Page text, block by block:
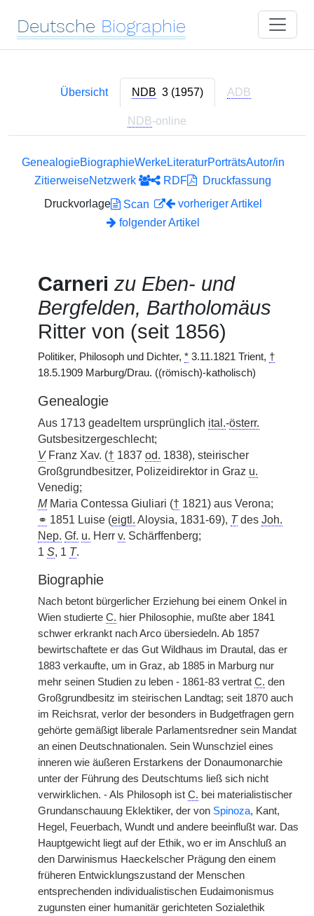
Deutsche Biographie
Übersicht NDB 3 (1957) ADB
NDB-online
GenealogieBiographieWerkeLiteraturPorträtsAutor/in
ZitierweiseNetzwerk RDF
Druckfassung
Druckvorlage
Scan
vorheriger Artikel
folgender Artikel
Carneri zu Eben- und
Bergfelden, Bartholomäus
Ritter von (seit 1856)
Politiker, Philosoph und Dichter, * 3.11.1821 Trient, †
18.5.1909 Marburg/Drau. ((römisch)-katholisch)
Genealogie
Aus 1713 geadeltem ursprünglich ital.-österr.
Gutsbesitzergeschlecht;
VFranz Xav. († 1837 od. 1838), steirischer
Großgrundbesitzer, Polizeidirektor in Graz u.
Venedig;
MMaria Contessa Giuliari († 1821) aus Verona;
⚭ 1851 Luise (eigtl. Aloysia, 1831-69), Tdes Joh.
Nep. Gf. u. Herr v. Schärffenberg;
1 S, 1 T.
Biographie
Nach betont bürgerlicher Erziehung bei einem Onkel in
Wien studierte C. hier Philosophie, mußte aber 1841
schwer erkrankt nach Arco übersiedeln. Ab 1857
bewirtschaftete er das Gut Wildhaus im Drautal, das er
1883 verkaufte, um in Graz, ab 1885 in Marburg nur
mehr seinen Studien zu leben - 1861-83 vertrat C. den
Großgrundbesitz im steirischen Landtag; seit 1870 auch
im Reichsrat, verlor der besonders in Budgetfragen gern
gehörte gemäßigt liberale Parlamentsredner sein Mandat
an einen Deutschnationalen. Sein Wunschziel eines
inneren wie äußeren Erstarkens der Donaumonarchie
unter der Führung des Deutschtums ließ sich nicht
verwirklichen. - Als Philosoph ist C. bei materialistischer
Grundanschauung Eklektiker, der von Spinoza, Kant,
Hegel, Feuerbach, Wundt und andere beeinflußt war. Das
Hauptgewicht liegt auf|der Ethik, wo er im Anschluß an
den Darwinismus Haeckelscher Prägung den einem
früheren Entwicklungszustand der Menschen
entsprechenden individualistischen Eudaimonismus
zugunsten einer humanitär gerichteten Sozialethik